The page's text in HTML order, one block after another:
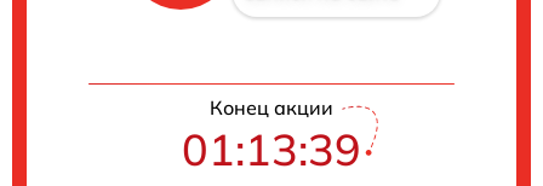
Конец акции
01:13:38